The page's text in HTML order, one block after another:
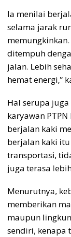
Ia menilai
selama jarak
ditempuh
jalan. Lebih
hemat energi,”
Hal serupa
karyawan
berjalan kaki
berjalan kaki
transportasi,
juga terasa
Menurutnya,
memberikan
maupun
sendiri, kenapa